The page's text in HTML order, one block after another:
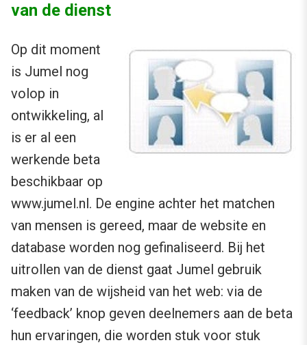
van de dienst
Op dit moment
is Jumel nog
volop in
ontwikkeling, al
is er al een
werkende beta
beschikbaar op
www.jumel.nl. De engine achter het matchen
van mensen is gereed, maar de website en
database worden nog gefinaliseerd. Bij het
uitrollen van de dienst gaat Jumel gebruik
maken van de wijsheid van het web: via de
‘feedback’ knop geven deelnemers aan de beta
hun ervaringen, die worden stuk voor stuk